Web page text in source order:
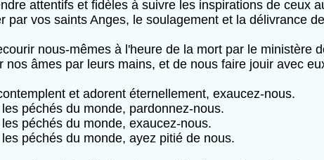
attentifs et fidèles à suivre les inspirations de ceux
par vos saints Anges, le soulagement et la délivrance
nous-mêmes à l'heure de la mort par le ministère
nos âmes par leurs mains, et de nous faire jouir avec
et adorent éternellement, exaucez-nous.
péchés du monde, pardonnez-nous.
péchés du monde, exaucez-nous.
péchés du monde, ayez pitié de nous.